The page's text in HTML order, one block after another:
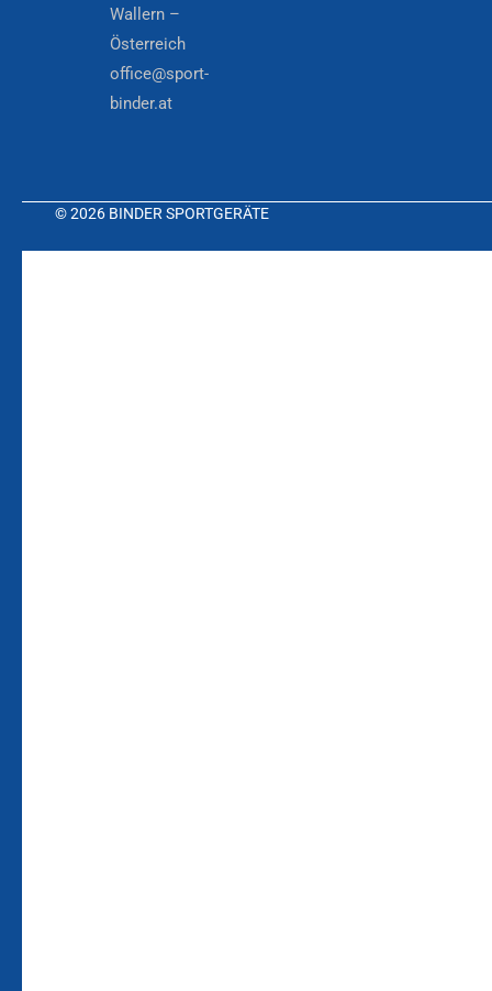
Wallern –
Österreich
office@sport-
binder.at
© 2026 BINDER SPORTGERÄTE